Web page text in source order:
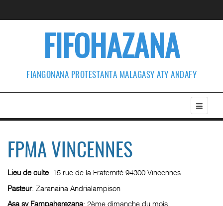
FIFOHAZANA
FIANGONANA PROTESTANTA MALAGASY ATY ANDAFY
FPMA VINCENNES
Lieu de culte: 15 rue de la Fraternité 94300 Vincennes
Pasteur: Zaranaina Andrialampison
Asa sy Fampaherezana: 2ème dimanche du mois